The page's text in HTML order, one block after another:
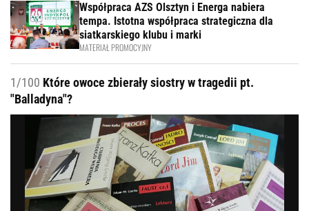
Współpraca AZS Olsztyn i Energa nabiera
tempa. Istotna współpraca strategiczna dla
siatkarskiego klubu i marki
MATERIAŁ PROMOCYJNY
1/100 Które owoce zbierały siostry w tragedii pt.
"Balladyna"?